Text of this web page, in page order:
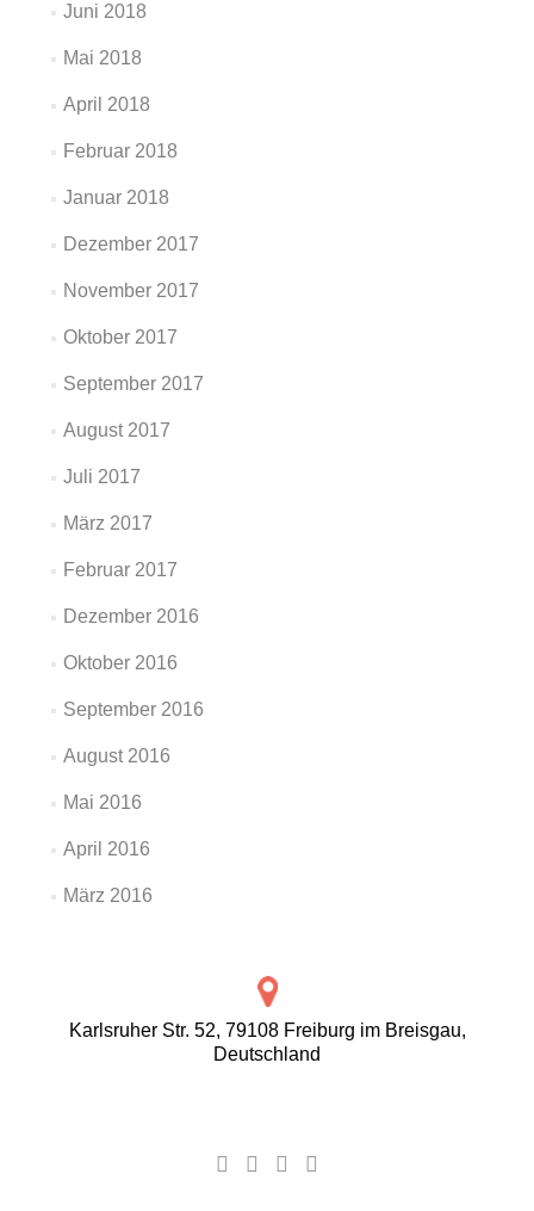
Juni 2018
Mai 2018
April 2018
Februar 2018
Januar 2018
Dezember 2017
November 2017
Oktober 2017
September 2017
August 2017
Juli 2017
März 2017
Februar 2017
Dezember 2016
Oktober 2016
September 2016
August 2016
Mai 2016
April 2016
März 2016
Karlsruher Str. 52, 79108 Freiburg im Breisgau,
Deutschland
Facebook-
GoogleYouTube-
Instagram